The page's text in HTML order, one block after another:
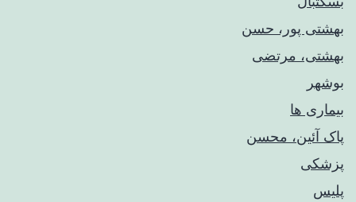
بهشتی پور، حسن
بهشتی، مرتضی
بوشهر
بیماری ها
پاک آئین، محسن
پزشکی
پلیس